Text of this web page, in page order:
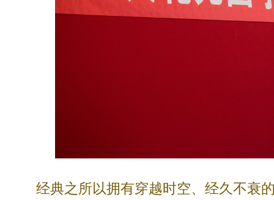
经典之所以拥有穿越时空、经久不衰